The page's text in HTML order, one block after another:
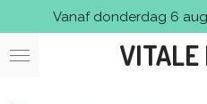
direct
naar
VITALE
Vanaf donderdag 6